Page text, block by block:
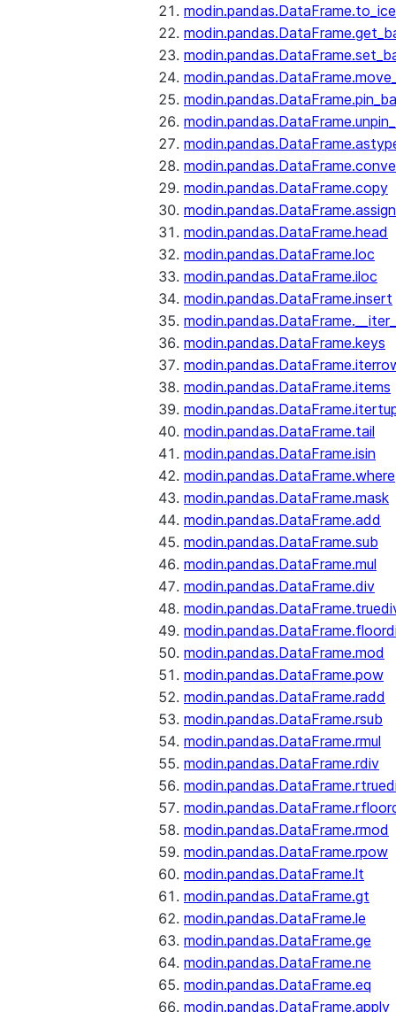
modin.pandas.DataFrame.copy
modin.pandas.DataFrame.assign
modin.pandas.DataFrame.head
modin.pandas.DataFrame.loc
modin.pandas.DataFrame.iloc
modin.pandas.DataFrame.insert
modin.pandas.DataFrame.keys
modin.pandas.DataFrame.items
modin.pandas.DataFrame.tail
modin.pandas.DataFrame.isin
modin.pandas.DataFrame.where
modin.pandas.DataFrame.mask
modin.pandas.DataFrame.add
modin.pandas.DataFrame.sub
modin.pandas.DataFrame.mul
modin.pandas.DataFrame.div
modin.pandas.DataFrame.mod
modin.pandas.DataFrame.pow
modin.pandas.DataFrame.radd
modin.pandas.DataFrame.rsub
modin.pandas.DataFrame.rmul
modin.pandas.DataFrame.rdiv
modin.pandas.DataFrame.rmod
modin.pandas.DataFrame.rpow
modin.pandas.DataFrame.lt
modin.pandas.DataFrame.gt
modin.pandas.DataFrame.le
modin.pandas.DataFrame.ge
modin.pandas.DataFrame.ne
modin.pandas.DataFrame.eq
modin.pandas.DataFrame.apply